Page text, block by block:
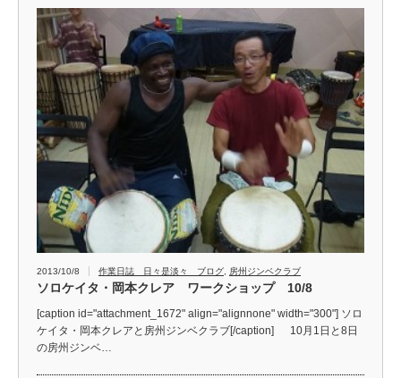
2013/10/8 作業日誌 日々是淡々 ブログ, 房州ジンベクラブ
ソロケイタ・岡本クレア ワークショップ 10/8
[caption id="attachment_1672" align="alignnone" width="300"] ソロ
ケイタ・岡本クレアと房州ジンベクラブ[/caption] 10月1日と8日
の房州ジンベ…